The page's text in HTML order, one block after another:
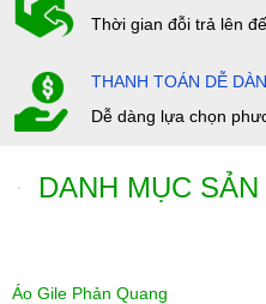
Thời gian đỗi trả lên
THANH TOÁN DỄ
Dễ dàng lựa chọn
DANH MỤC
Áo Gile Phản Quang